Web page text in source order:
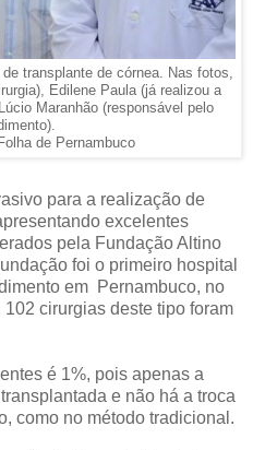
transplante de córnea. Nas fotos,
Edilene Paula (já realizou a
Maranhão (responsável pelo
de Pernambuco
para a realização de
excelentes
pela Fundação Altino
foi o primeiro hospital
em Pernambuco, no
cirurgias deste tipo foram
é 1%, pois apenas a
e não há a troca
como no método tradicional.